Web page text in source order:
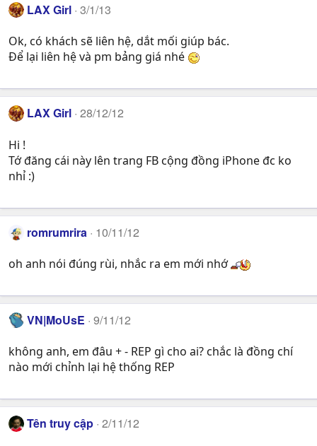
LAX Girl 3/1/13
Ok, có khách sẽ liên hệ, dắt mối giúp bác.
Để lại liên hệ và pm bảng giá nhé
LAX Girl 28/12/12
Hi !
Tớ đăng cái này lên trang FB cộng đồng iPhone đc ko
nhỉ :)
romrumrira 10/11/12
oh anh nói đúng rùi, nhắc ra em mới nhớ
VN|MoUsE 9/11/12
không anh, em đâu + - REP gì cho ai? chắc là đồng chí
nào mới chỉnh lại hệ thống REP
Tên truy cập 2/11/12